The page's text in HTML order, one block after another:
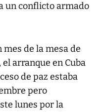
un conflicto armado
de la mesa de
arranque en Cuba
de paz estaba
pero
lunes por la